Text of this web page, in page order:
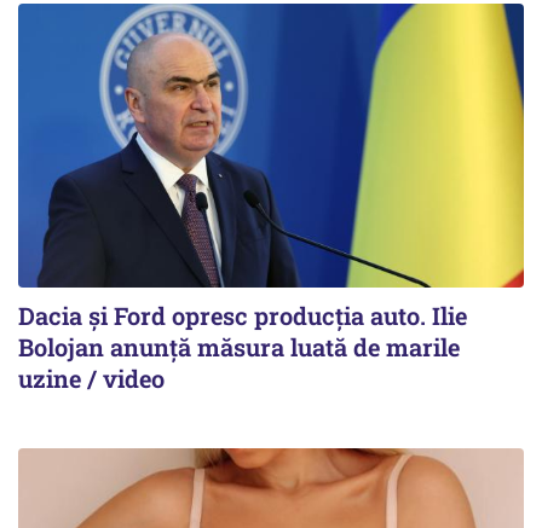
Dacia și Ford opresc producția auto. Ilie
Bolojan anunță măsura luată de marile
uzine / video